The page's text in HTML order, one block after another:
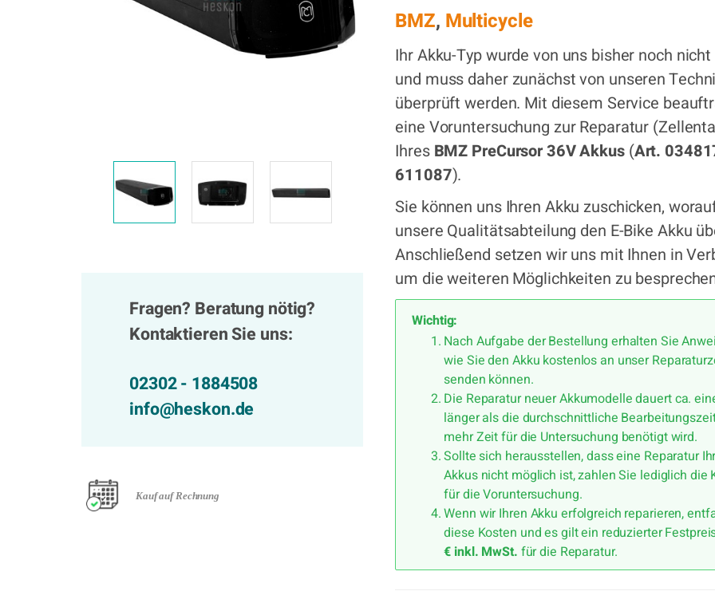
Fragen? Beratung nötig?
Kontaktieren Sie uns:
02302 - 1884508
info@heskon.de
Kauf auf Rechnung
BMZ, Multicycle
Ihr Akku-Typ wurde von uns bisher noch
und muss daher zunächst von unseren
überprüft werden. Mit diesem Service
eine Voruntersuchung zur Reparatur
Ihres BMZ PreCursor 36V Akkus(Art.
611087).
Sie können uns Ihren Akku zuschicken,
unsere Qualitätsabteilung den E-Bike Akku
Anschließend setzen wir uns mit Ihnen in
um die weiteren Möglichkeiten zu
Wichtig:
Nach Aufgabe der Bestellung erhalten Sie
wie Sie den Akku kostenlos an unser
senden können.
Die Reparatur neuer Akkumodelle dauert ca.
länger als die durchschnittliche
mehr Zeit für die Untersuchung benötigt wird.
Sollte sich herausstellen, dass eine Reparatur
Akkus nicht möglich ist, zahlen Sie lediglich die
für die Voruntersuchung.
Wenn wir Ihren Akku erfolgreich reparieren,
diese Kosten und es gilt ein reduzierter
€ inkl. MwSt. für die Reparatur.